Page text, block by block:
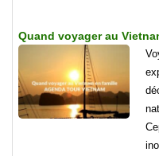
Quand voyager au